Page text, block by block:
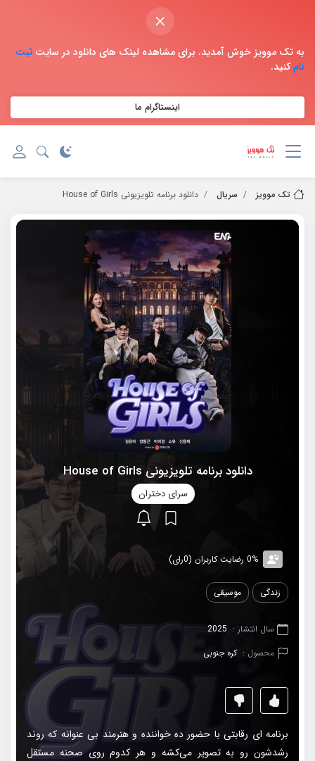
×
به تک موویز خوش آمدید. برای مشاهده لینک های دانلود در سایت ثبت
نامکنید.
اینستاگرام ما
تک موویز سریال دانلود برنامه تلویزیونی House of Girls
دانلود برنامه تلویزیونی House of Girls
سرای دختران
0% رضایت کاربران (0رای)
زندگی موسیقی
سال انتشار : 2025
محصول : کره جنوبی
برنامه ای رقابتی با حضور ده خواننده و هنرمند بی عنوانه که روند
رشدشون رو به تصویر می‌کشه و هر کدوم روی صحنه مستقل